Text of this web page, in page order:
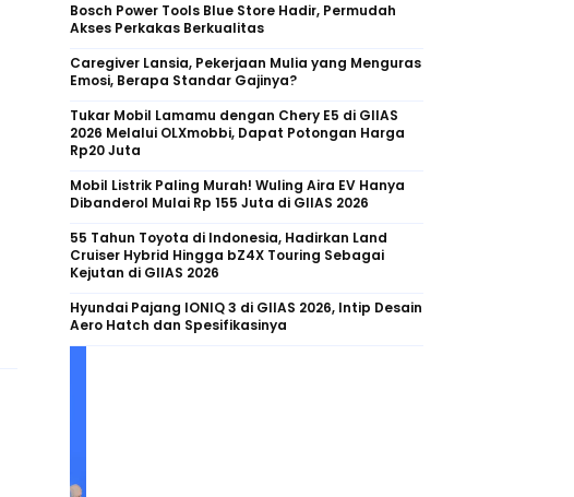
Bosch Power Tools Blue Store Hadir, Permudah
Akses Perkakas Berkualitas
Caregiver Lansia, Pekerjaan Mulia yang Menguras
Emosi, Berapa Standar Gajinya?
Tukar Mobil Lamamu dengan Chery E5 di GIIAS
2026 Melalui OLXmobbi, Dapat Potongan Harga
Rp20 Juta
Mobil Listrik Paling Murah! Wuling Aira EV Hanya
Dibanderol Mulai Rp 155 Juta di GIIAS 2026
55 Tahun Toyota di Indonesia, Hadirkan Land
Cruiser Hybrid Hingga bZ4X Touring Sebagai
Kejutan di GIIAS 2026
Hyundai Pajang IONIQ 3 di GIIAS 2026, Intip Desain
Aero Hatch dan Spesifikasinya